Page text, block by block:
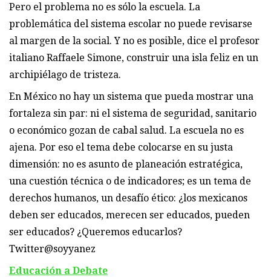
Pero el problema no es sólo la escuela. La
problemática del sistema escolar no puede revisarse
al margen de la social. Y no es posible, dice el profesor
italiano Raffaele Simone, construir una isla feliz en un
archipiélago de tristeza.
En México no hay un sistema que pueda mostrar una
fortaleza sin par: ni el sistema de seguridad, sanitario
o económico gozan de cabal salud. La escuela no es
ajena. Por eso el tema debe colocarse en su justa
dimensión: no es asunto de planeación estratégica,
una cuestión técnica o de indicadores; es un tema de
derechos humanos, un desafío ético: ¿los mexicanos
deben ser educados, merecen ser educados, pueden
ser educados? ¿Queremos educarlos?
Twitter@soyyanez
Educación a Debate